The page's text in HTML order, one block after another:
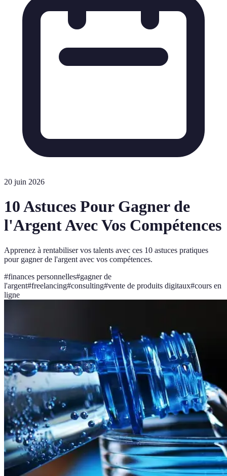
20 juin 2026
10 Astuces Pour Gagner de
l'Argent Avec Vos Compétences
Apprenez à rentabiliser vos talents avec ces 10 astuces pratiques
pour gagner de l'argent avec vos compétences.
#finances personnelles#gagner de
l'argent#freelancing#consulting#vente de produits digitaux#cours en
ligne